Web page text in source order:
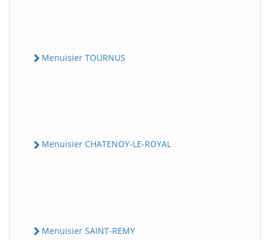
Menuisier TOURNUS
Menuisier CHATENOY-LE-ROYAL
Menuisier SAINT-REMY